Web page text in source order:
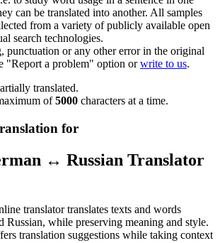
can be translated into another. All samples
from a variety of publicly available open
search technologies.
punctuation or any other error in the original
"Report a problem" option orwrite to us.
translated.
of5000 characters at a time.
for
↔ Russian Translator
translator translates texts and words
Russian, while preserving meaning and style.
translation suggestions while taking context